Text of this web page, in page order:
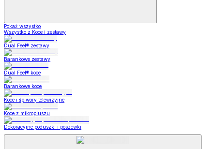
Pokaż wszystko
Wszystko z Koce i zestawy
Dual Feel® zestawy
Barankowe zestawy
Dual Feel® koce
Barankowe koce
Koce i śpiwory telewizyjne
Koce z mikropluszu
Dekoracyjne poduszki i poszewki